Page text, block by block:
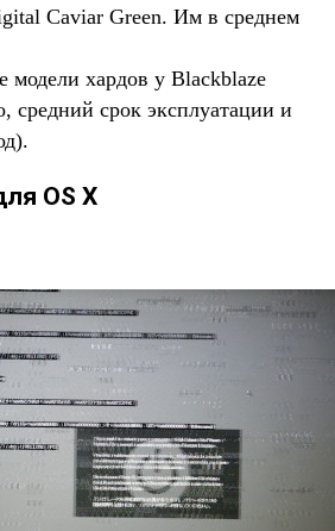
Caviar Green. Им в среднем
хардов у Blackblaze
средний срок эксплуатации и
OS X